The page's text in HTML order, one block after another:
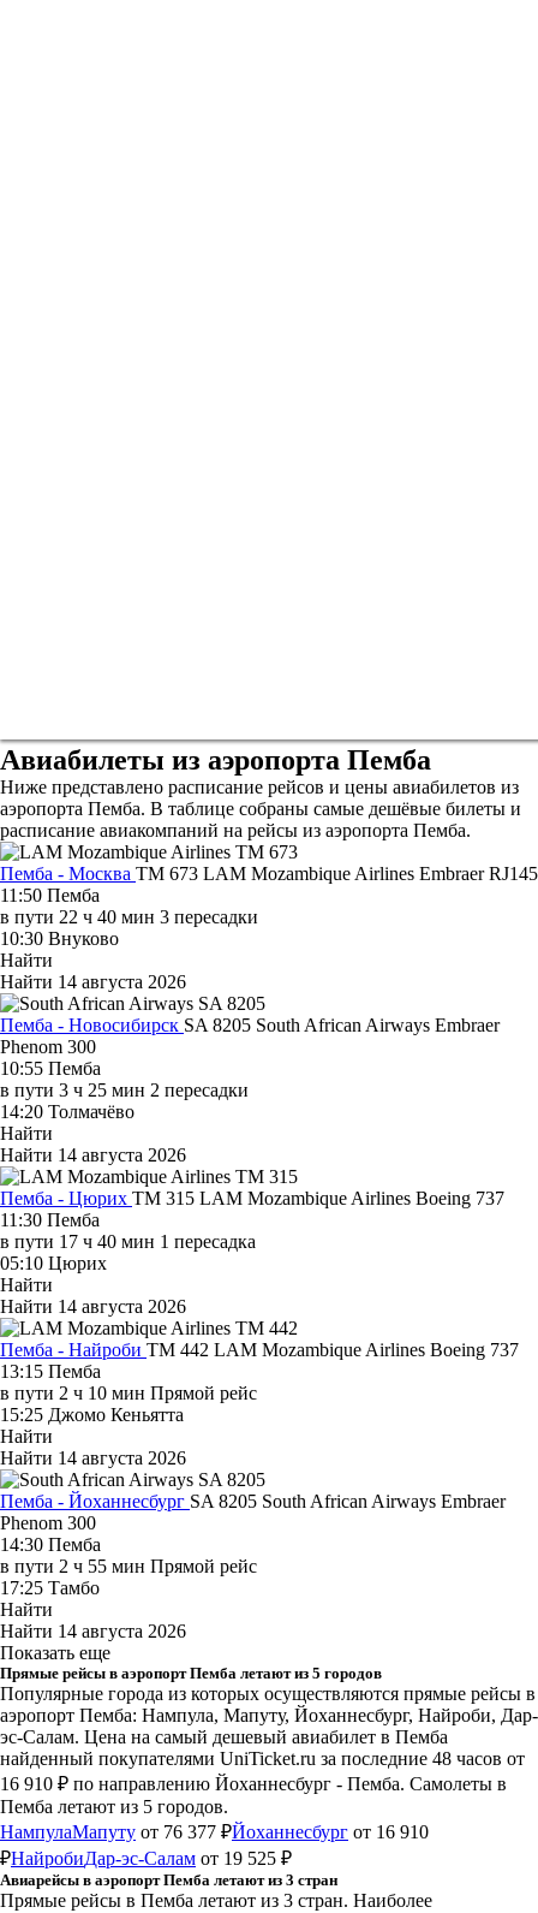
Авиабилеты из аэропорта Пемба
Ниже представлено расписание рейсов и цены авиабилетов из
аэропорта Пемба. В таблице собраны самые дешёвые билеты и
расписание авиакомпаний на рейсы из аэропорта Пемба.
Пемба - Москва TM 673 LAM Mozambique Airlines Embraer RJ145
11:50 Пемба
в пути 22 ч 40 мин 3 пересадки
10:30 Внуково
Найти
Найти 14 августа 2026
Пемба - Новосибирск SA 8205 South African Airways Embraer
Phenom 300
10:55 Пемба
в пути 3 ч 25 мин 2 пересадки
14:20 Толмачёво
Найти
Найти 14 августа 2026
Пемба - Цюрих TM 315 LAM Mozambique Airlines Boeing 737
11:30 Пемба
в пути 17 ч 40 мин 1 пересадка
05:10 Цюрих
Найти
Найти 14 августа 2026
Пемба - Найроби TM 442 LAM Mozambique Airlines Boeing 737
13:15 Пемба
в пути 2 ч 10 мин Прямой рейс
15:25 Джомо Кеньятта
Найти
Найти 14 августа 2026
Пемба - Йоханнесбург SA 8205 South African Airways Embraer
Phenom 300
14:30 Пемба
в пути 2 ч 55 мин Прямой рейс
17:25 Тамбо
Найти
Найти 14 августа 2026
Показать еще
Прямые рейсы в аэропорт Пемба летают из 5 городов
Популярные города из которых осуществляются прямые рейсы в
аэропорт Пемба: Нампула, Мапуту, Йоханнесбург, Найроби, Дар-
эс-Салам. Цена на самый дешевый авиабилет в Пемба
найденный покупателями UniTicket.ru за последние 48 часов от
16 910 ₽ по направлению Йоханнесбург - Пемба. Самолеты в
Пемба летают из 5 городов.
НампулаМапуту от 76 377 ₽Йоханнесбург от 16 910
₽НайробиДар-эс-Салам от 19 525 ₽
Авиарейсы в аэропорт Пемба летают из 3 стран
Прямые рейсы в Пемба летают из 3 стран. Наиболее